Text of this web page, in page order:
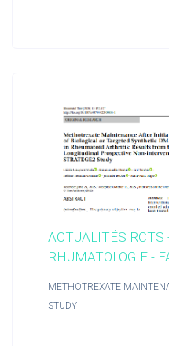
ACTUALITÉS RCTS
RHUMATOLOGIE -
METHOTREXATE
STUDY